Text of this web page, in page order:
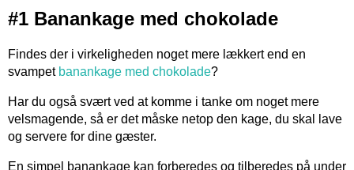
#1 Banankage med chokolade
Findes der i virkeligheden noget mere lækkert end en
svampet banankage med chokolade?
Har du også svært ved at komme i tanke om noget mere
velsmagende, så er det måske netop den kage, du skal lave
og servere for dine gæster.
En simpel banankage kan forberedes og tilberedes på under